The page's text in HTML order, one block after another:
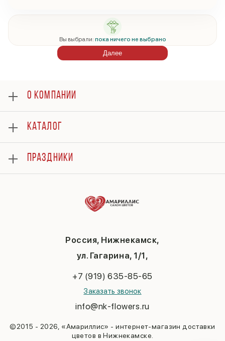
Вы выбрали: пока ничего не выбрано
Далее
Россия, Нижнекамск,
ул. Гагарина, 1/1,
+7 (919) 635-85-65
Заказать звонок
info@nk-flowers.ru
©2015 - 2026, «Амариллис» - интернет-магазин доставки
цветов в Нижнекамске.
О КОМПАНИИ
Оплата
Отзывы
Гарантии
Доставка
Вопросы и ответы
Политика конфиденциальности
КАТАЛОГ
Букеты
Композиции
ПРАЗДНИКИ
Последний звонок